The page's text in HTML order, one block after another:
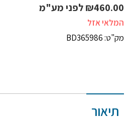
₪460.00 לפני מע"מ
המלאי אזל
מק"ט: BD365986
תיאור